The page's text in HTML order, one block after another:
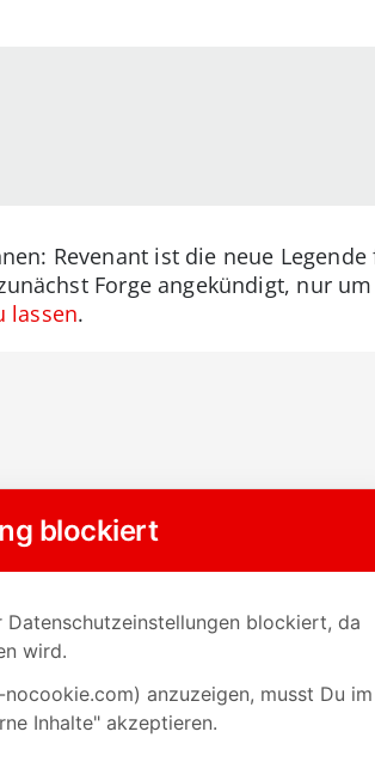
Revenant ist die neue
Forge angekündigt, nur
lassen.